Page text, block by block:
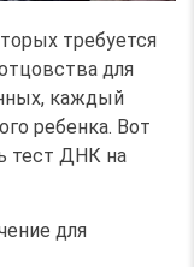
требуется
для
каждый
ребенка. Вот
тест ДНК на
для